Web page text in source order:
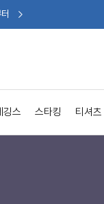
깅스 스타킹 티셔츠